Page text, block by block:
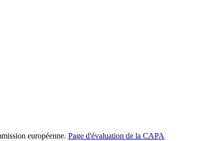
européenne. Page d'évaluation de la CAPA